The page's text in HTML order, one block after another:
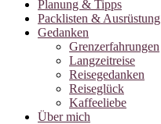
Planung & Tipps
Packlisten & Ausrüstung
Gedanken
Grenzerfahrungen
Langzeitreise
Reisegedanken
Reiseglück
Kaffeeliebe
Über mich